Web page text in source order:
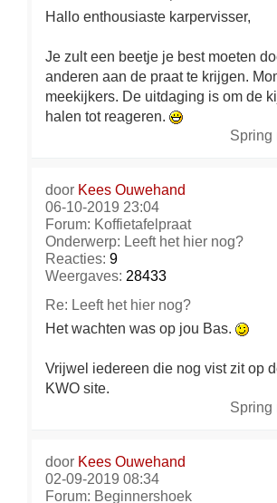
Hallo enthousiaste karpervisser,
Je zult een beetje je best moeten
anderen aan de praat te krijgen.
meekijkers. De uitdaging is om de
halen tot reageren.
Spring
door Kees Ouwehand
06-10-2019 23:04
Forum: Koffietafelpraat
Onderwerp: Leeft het hier nog?
Reacties: 9
Weergaves: 28433
Re: Leeft het hier nog?
Het wachten was op jou Bas.
Vrijwel iedereen die nog vist zit op
KWO site.
Spring
door Kees Ouwehand
02-09-2019 08:34
Forum: Beginnershoek